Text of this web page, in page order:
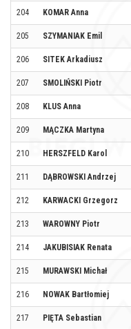
204 KOMAR Anna
205 SZYMANIAK Emil
206 SITEK Arkadiusz
207 SMOLIŃSKI Piotr
208 KLUS Anna
209 MĄCZKA Martyna
210 HERSZFELD Karol
211 DĄBROWSKI Andrzej
212 KARWACKI Grzegorz
213 WAROWNY Piotr
214 JAKUBISIAK Renata
215 MURAWSKI Michał
216 NOWAK Bartłomiej
217 PIĘTA Sebastian